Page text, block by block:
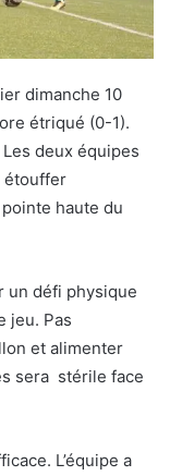
dimanche 10
étriqué (0-1).
deux équipes
étouffer
pointe haute du
un défi physique
jeu. Pas
et alimenter
sera stérile face
L’équipe a